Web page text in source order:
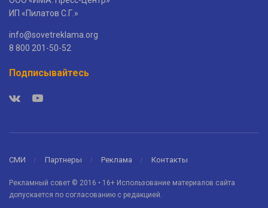
ИП «Пилатов С.Г.»
info@sovetreklama.org
8 800 201-50-52
Подписывайтесь
СМИ Партнеры Реклама Контакты
Рекламный совет © 2016 • 16+ Использование материалов сайта
допускается по согласованию с редакцией.